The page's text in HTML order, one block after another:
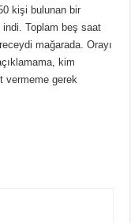
kişi bulunan bir
indi. Toplam beş saat
mağarada. Orayı
kim
vermeme gerek